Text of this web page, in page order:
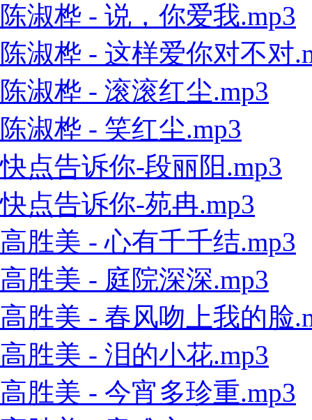
陈淑桦 - 说，你爱我.mp3
陈淑桦 - 这样爱你对不对
陈淑桦 - 滚滚红尘.mp3
陈淑桦 - 笑红尘.mp3
快点告诉你-段丽阳.mp3
快点告诉你-苑冉.mp3
高胜美 - 心有千千结.mp3
高胜美 - 庭院深深.mp3
高胜美 - 春风吻上我的脸
高胜美 - 泪的小花.mp3
高胜美 - 今宵多珍重.mp3